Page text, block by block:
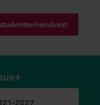
2027